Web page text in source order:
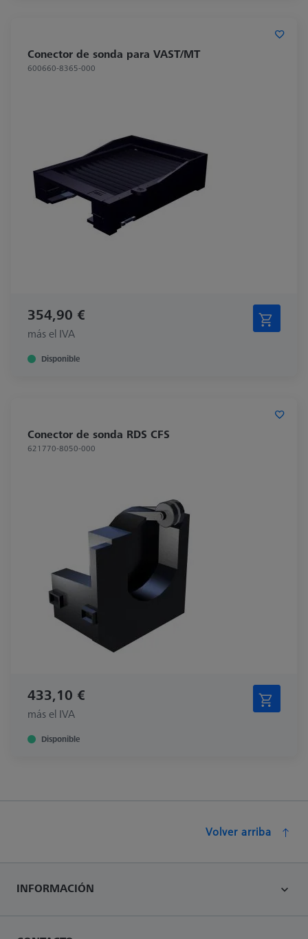
Conector de sonda para VAST/MT
600660-8365-000
354,90 €
más el IVA
Disponible
Conector de sonda RDS CFS
621770-8050-000
433,10 €
más el IVA
Disponible
Volver arriba
INFORMACIÓN